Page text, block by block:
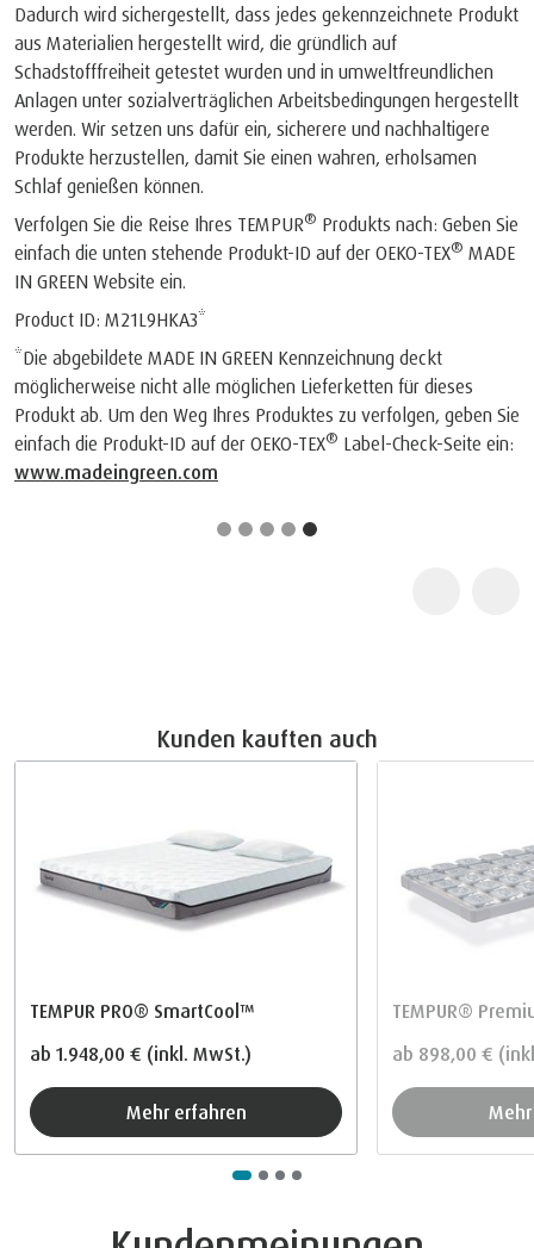
Dadurch wird sichergestellt, dass jedes gekennzeichnete Produkt
aus Materialien hergestellt wird, die gründlich auf
Schadstofffreiheit getestet wurden und in umweltfreundlichen
Anlagen unter sozialverträglichen Arbeitsbedingungen hergestellt
werden. Wir setzen uns dafür ein, sicherere und nachhaltigere
Produkte herzustellen, damit Sie einen wahren, erholsamen
Schlaf genießen können.
Verfolgen Sie die Reise Ihres TEMPUR® Produkts nach: Geben Sie
einfach die unten stehende Produkt-ID auf der OEKO-TEX® MADE
IN GREEN Website ein.
Product ID: M21L9HKA3*
*Die abgebildete MADE IN GREEN Kennzeichnung deckt
möglicherweise nicht alle möglichen Lieferketten für dieses
Produkt ab. Um den Weg Ihres Produktes zu verfolgen, geben Sie
einfach die Produkt-ID auf der OEKO-TEX® Label-Check-Seite ein:
www.madeingreen.com
Kunden kauften auch
TEMPUR PRO® SmartCool™
ab 1.948,00 € (inkl. MwSt.)
Mehr erfahren
TEMPUR®
ab 898,00 €